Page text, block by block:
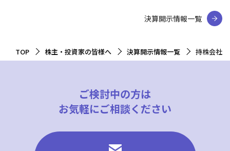
決算開示情報一覧
TOP 株主・投資家の皆様へ 決算開示情報一覧 持株会社
ご検討中の方は
お気軽にご相談ください